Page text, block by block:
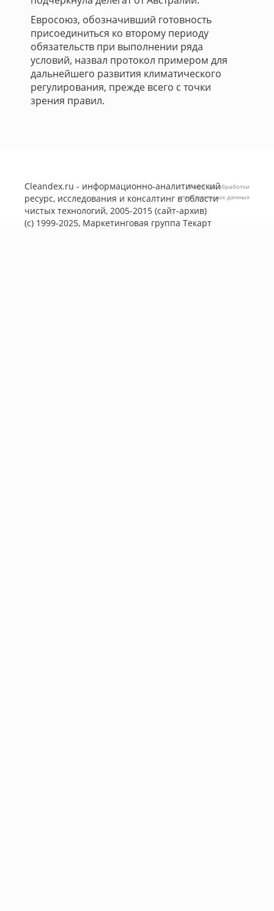
Евросоюз, обозначивший готовность
присоединиться ко второму периоду
обязательств при выполнении ряда
условий, назвал протокол примером для
дальнейшего развития климатического
регулирования, прежде всего с точки
зрения правил.
Cleandex.ru - информационно-аналитический
ресурс, исследования и консалтинг в области
чистых технологий, 2005-2015 (сайт-архив)
(с) 1999-2025, Маркетинговая группа Текарт
Политика обработки
персональных данных